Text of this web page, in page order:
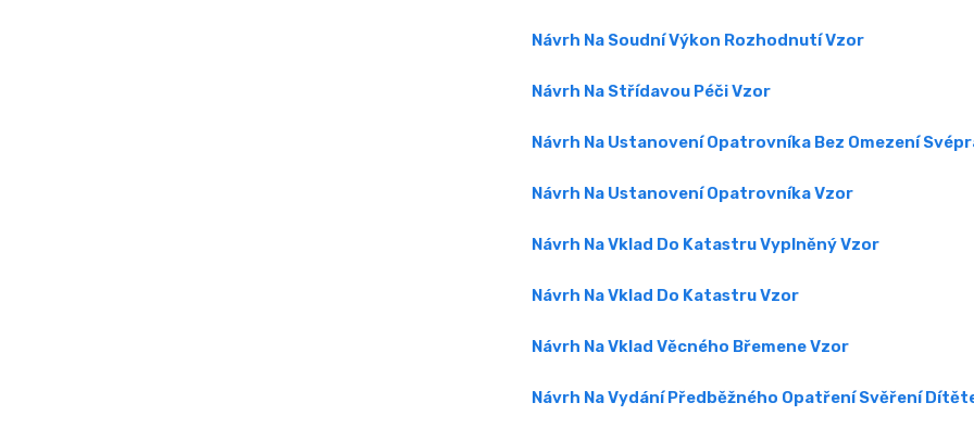
Návrh Na Soudní Výkon Rozhodnutí Vzor
Návrh Na Střídavou Péči Vzor
Návrh Na Ustanovení Opatrovníka Bez Omezení
Návrh Na Ustanovení Opatrovníka Vzor
Návrh Na Vklad Do Katastru Vyplněný Vzor
Návrh Na Vklad Do Katastru Vzor
Návrh Na Vklad Věcného Břemene Vzor
Návrh Na Vydání Předběžného Opatření Svěření